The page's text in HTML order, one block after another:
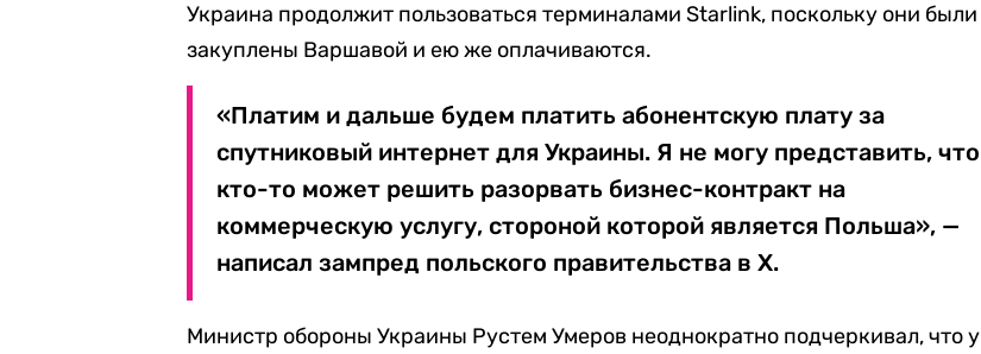
Украина продолжит пользоваться терминалами Starlink, поскольку они были
закуплены Варшавой и ею же оплачиваются.
«Платим и дальше будем платить абонентскую плату за
спутниковый интернет для Украины. Я не могу представить, что
кто-то может решить разорвать бизнес-контракт на
коммерческую услугу, стороной которой является Польша», —
написал зампред польского правительства в X.
Министр обороны Украины Рустем Умеров неоднократно подчеркивал, что у